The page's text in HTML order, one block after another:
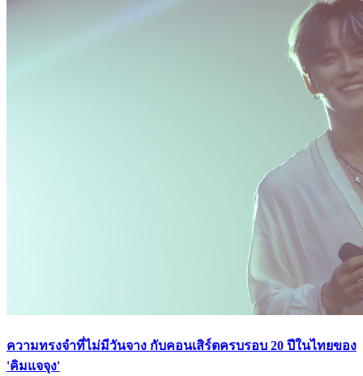
ความทรงจำที่ไม่มีวันจาง กับคอนเสิร์ตครบรอบ 20 ปีในไทยของ
'คิมแจจุง'